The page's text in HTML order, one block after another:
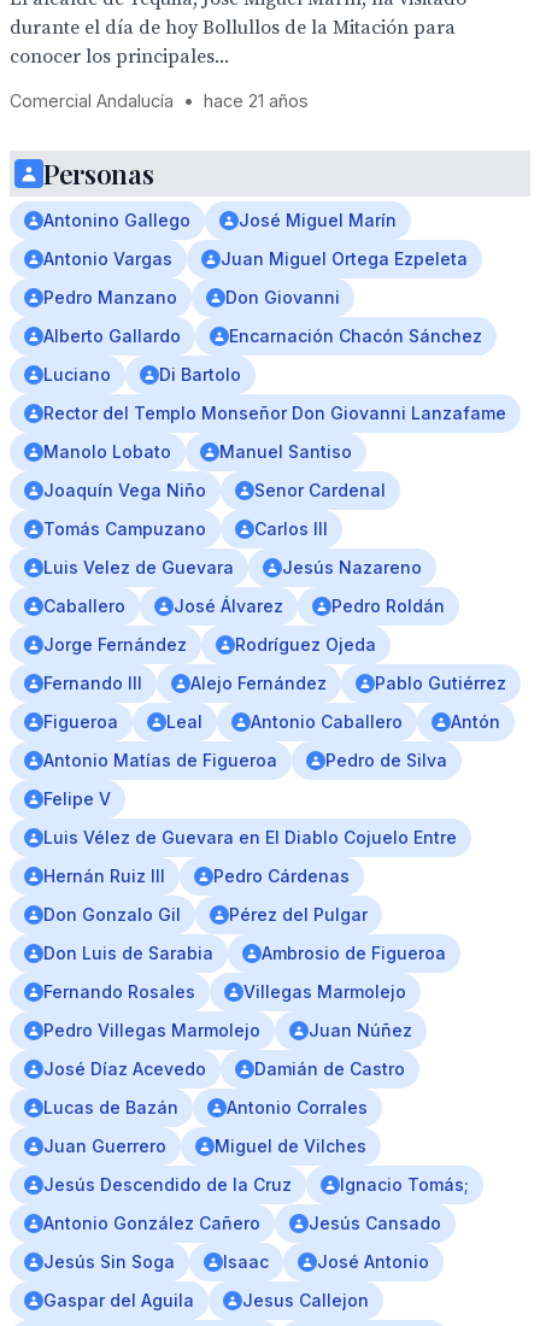
durante el día de hoy Bollullos de la Mitación para
conocer los principales...
Comercial Andalucía • hace 21 años
Personas
Antonino Gallego
José Miguel Marín
Antonio Vargas
Juan Miguel Ortega Ezpeleta
Pedro Manzano
Don Giovanni
Alberto Gallardo
Encarnación Chacón Sánchez
Luciano
Di Bartolo
Rector del Templo Monseñor Don Giovanni Lanzafame
Manolo Lobato
Manuel Santiso
Joaquín Vega Niño
Senor Cardenal
Tomás Campuzano
Carlos III
Luis Velez de Guevara
Jesús Nazareno
Caballero
José Álvarez
Pedro Roldán
Jorge Fernández
Rodríguez Ojeda
Fernando III
Alejo Fernández
Pablo Gutiérrez
Figueroa
Leal Antonio Caballero
Antón
Antonio Matías de Figueroa
Pedro de Silva
Felipe V
Luis Vélez de Guevara en El Diablo Cojuelo Entre
Hernán Ruiz III
Pedro Cárdenas
Don Gonzalo Gil
Pérez del Pulgar
Don Luis de Sarabia
Ambrosio de Figueroa
Fernando Rosales
Villegas Marmolejo
Pedro Villegas Marmolejo
Juan Núñez
José Díaz Acevedo
Damián de Castro
Lucas de Bazán
Antonio Corrales
Juan Guerrero
Miguel de Vilches
Jesús Descendido de la Cruz
Ignacio Tomás;
Antonio González Cañero
Jesús Cansado
Jesús Sin Soga
Isaac
José Antonio
Gaspar del Aguila
Jesus Callejon